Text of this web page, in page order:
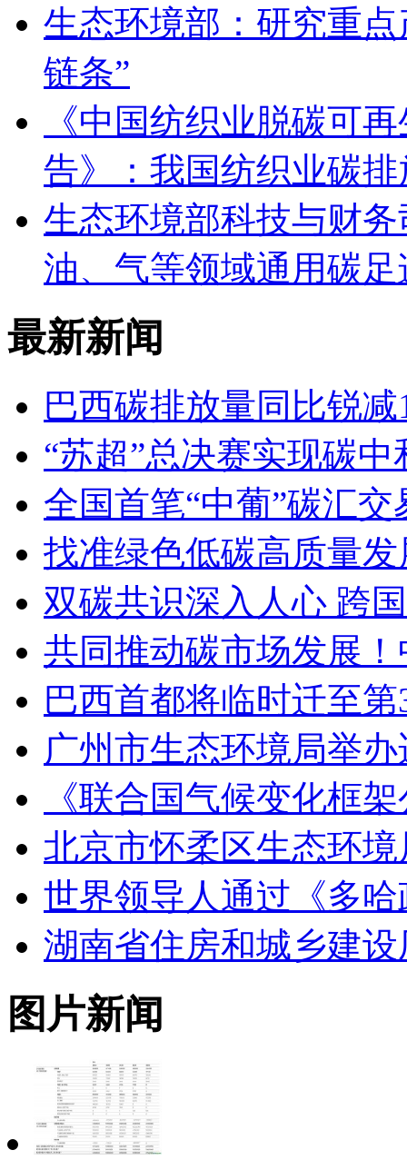
生态环境部：研究重
链条”
《中国纺织业脱碳可
告》：我国纺织业碳
生态环境部科技与财
油、气等领域通用碳
最新新闻
巴西碳排放量同比锐减
“苏超”总决赛实现碳中
全国首笔“中葡”碳汇
找准绿色低碳高质量
双碳共识深入人心 跨
共同推动碳市场发展
巴西首都将临时迁至
广州市生态环境局举
《联合国气候变化框
北京市怀柔区生态环
世界领导人通过《多
湖南省住房和城乡建
图片新闻